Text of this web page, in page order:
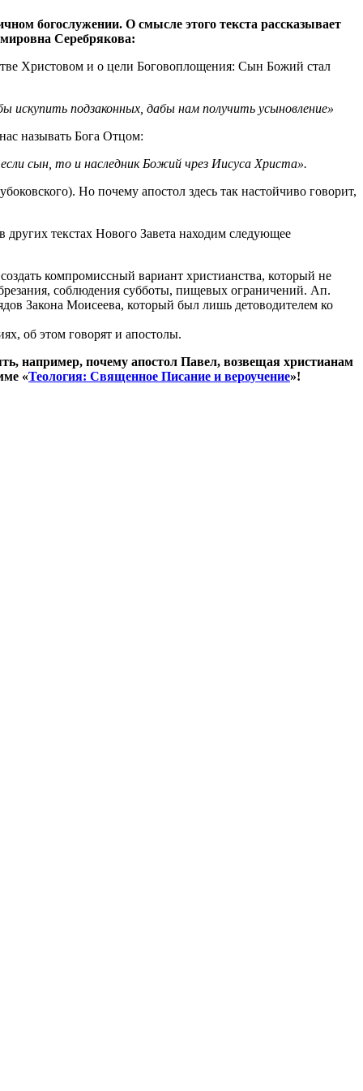
богослужении. О смысле этого текста рассказывает
Серебрякова:
Христовом и о цели Боговоплощения: Сын Божий стал
подзаконных, дабы нам получить усыновление»
называть Бога Отцом:
сын, то и наследник Божий чрез Иисуса Христа».
Но почему апостол здесь так настойчиво говорит,
текстах Нового Завета находим следующее
компромиссный вариант христианства, который не
соблюдения субботы, пищевых ограничений. Ап.
Закона Моисеева, который был лишь детоводителем ко
об этом говорят и апостолы.
например, почему апостол Павел, возвещая христианам
«Теология: Священное Писание и вероучение»!